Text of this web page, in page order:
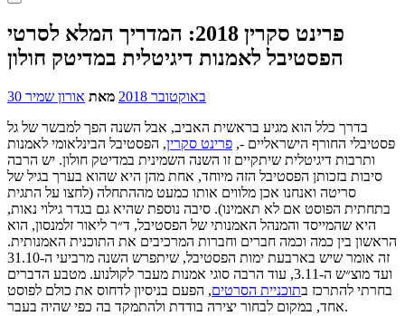
פרינט סקרין 2018: המדריך המלא לסרטי
הפסטיבל לאמנות דיגיטלית במדיטק חולון
30 באוקטובר 2018 מאת אורון שמיר
בדרך כלל הוא מגיע בראשית האביב, אבל השנה הפך למבשר של גל
פסטיבלי החורף הישראליים -, פרינט סקרין, הפסטיבל הבינלאומי לאמנות
ותרבות דיגיטלית שיתקיים זו השנה השמינית במדיטק חולון. יש הרבה
סיבות בזכותן הפסטיבל הזה מיוחד, אחת מהן היא שהוא בערך בגיל של
סריטה ואנחנו אכן מלווים אותו כמעט מההתחלה (לחצו על התגית
בתחתית הפוסט אם לא תאמינו). סיבה נוספת שהיא גם בגדר גילוי נאות,
היא שהמייסד והמנהל האמנותי של הפסטיבל, ד״ר ליאור זלמנסון, הוא
הראשון בין כמה וכמה חברים וחברות המרכיבים את התוכנית האמנותית.
זה אומר שיש בארבעת ימות הפסטיבל, שיתפרש השנה מרביעי ה-31.10
ועד מוצ״ש ה-3.11, עוד הרבה סוגי אמנות מעבר לקולנוע. מטבע הדברים
בחרתי להתרכז בתוכניית הסרטים, הפעם בניסיון לדחוס את כולם לפוסט
אחד, במקום לבחור יצירה בודדת ולהתמקד בה כפי שהיה בעבר.